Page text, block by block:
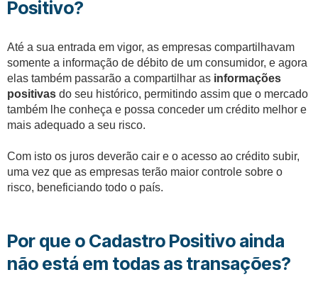
Positivo?
Até a sua entrada em vigor, as empresas compartilhavam
somente a informação de débito de um consumidor, e agora
elas também passarão a compartilhar as informações
positivas do seu histórico, permitindo assim que o mercado
também lhe conheça e possa conceder um crédito melhor e
mais adequado a seu risco.
Com isto os juros deverão cair e o acesso ao crédito subir,
uma vez que as empresas terão maior controle sobre o
risco, beneficiando todo o país.
Por que o Cadastro Positivo ainda
não está em todas as transações?